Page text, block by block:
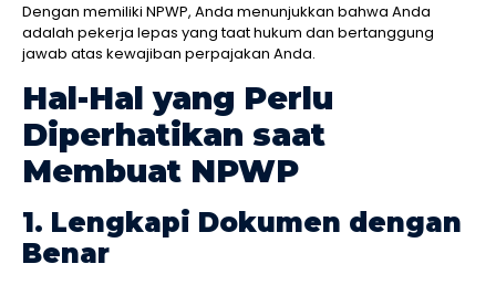
Dengan memiliki NPWP, Anda menunjukkan bahwa Anda
adalah pekerja lepas yang taat hukum dan bertanggung
jawab atas kewajiban perpajakan Anda.
Hal-Hal yang Perlu
Diperhatikan saat
Membuat NPWP
1. Lengkapi Dokumen dengan
Benar